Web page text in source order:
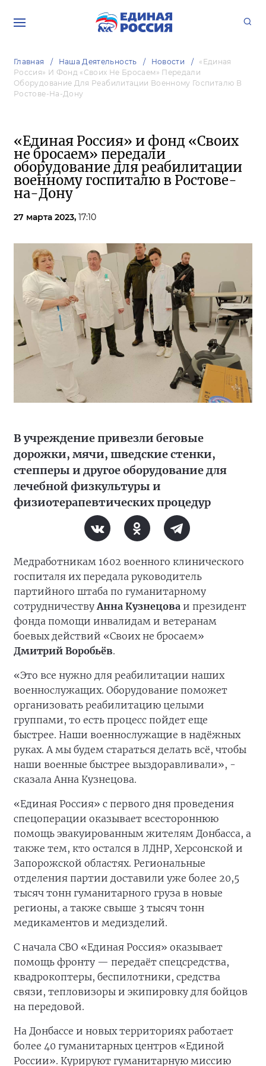
Главная Наша Деятельность Новости
«Единая
Россия» И Фонд «Своих Не Бросаем» Передали
Оборудование Для Реабилитации Военному Госпиталю В
Ростове-На-Дону
«Единая Россия» и фонд «Своих
не бросаем» передали
оборудование для реабилитации
военному госпиталю в Ростове-
на-Дону
27 марта 2023, 17:10
В учреждение привезли беговые
дорожки, мячи, шведские стенки,
степперы и другое оборудование для
лечебной физкультуры и
физиотерапевтических процедур
Медработникам 1602 военного клинического
госпиталя их передала руководитель
партийного штаба по гуманитарному
сотрудничествуАнна Кузнецова и президент
фонда помощи инвалидам и ветеранам
боевых действий «Своих не бросаем»
Дмитрий Воробьёв.
«Это все нужно для реабилитации наших
военнослужащих. Оборудование поможет
организовать реабилитацию целыми
группами, то есть процесс пойдет еще
быстрее. Наши военнослужащие в надёжных
руках. А мы будем стараться делать всё, чтобы
наши военные быстрее выздоравливали», -
сказала Анна Кузнецова.
«Единая Россия» с первого дня проведения
спецоперации оказывает всестороннюю
помощь эвакуированным жителям Донбасса, а
также тем, кто остался в ЛДНР, Херсонской и
Запорожской областях. Региональные
отделения партии доставили уже более 20,5
тысяч тонн гуманитарного груза в новые
регионы, а также свыше 3 тысяч тонн
медикаментов и медизделий.
С начала СВО «Единая Россия» оказывает
помощь фронту — передаёт спецсредства,
квадрокоптеры, беспилотники, средства
связи, тепловизоры и экипировку для бойцов
на передовой.
На Донбассе и новых территориях работает
более 40 гуманитарных центров «Единой
России». Курируют гуманитарную миссию